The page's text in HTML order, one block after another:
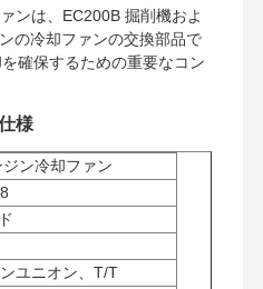
ンは、EC200B 掘削機およ
の冷却ファンの交換部品で
確保するための重要なコン
様
ン冷却ファン
ユニオン、T/T